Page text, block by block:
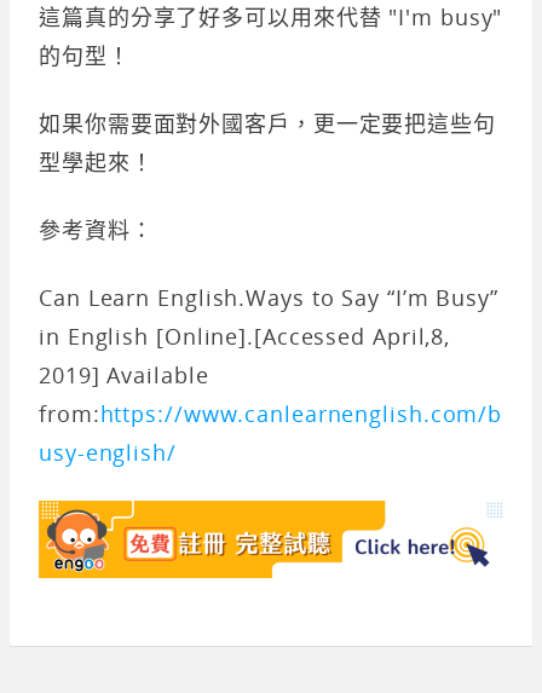
這篇真的分享了好多可以用來代替 "I'm busy"
的句型！
如果你需要面對外國客戶，更一定要把這些句
型學起來！
參考資料：
Can Learn English.Ways to Say “I’m Busy”
in English [Online].[Accessed April,8,
2019] Available
from:https://www.canlearnenglish.com/b
usy-english/